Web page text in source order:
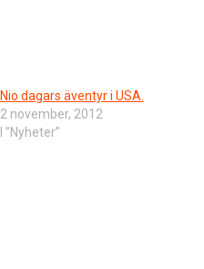
Nio dagars äventyr i USA.
2 november, 2012
I ”Nyheter”